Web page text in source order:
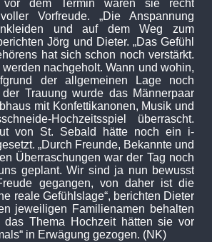
vor dem Termin waren sie recht
Vorfreude. „Die Anspannung
und auf dem Weg zum
Jörg und Dieter. „Das Gefühl
hat sich schon noch verstärkt.
nachgeholt. Wann und wohin,
der allgemeinen Lage noch
der Trauung wurde das Männerpaar
mit Konfettikanonen, Musik und
Hochzeitsspiel überrascht.
von St. Sebald hätte noch ein i-
„Durch Freunde, Bekannte und
Überraschungen war der Tag noch
geplant. Wir sind ja nun bewusst
gegangen, von daher ist die
reale Gefühlslage“, berichten Dieter
jeweiligen Familienamen behalten
das Thema Hochzeit hätten sie vor
in Erwägung gezogen. (NK)